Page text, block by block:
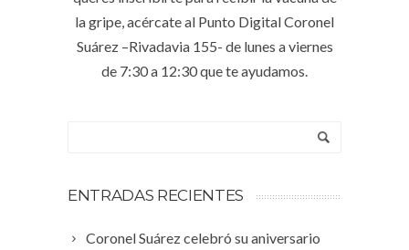
la gripe, acércate al Punto Digital Coronel
Suárez –Rivadavia 155- de lunes a viernes
de 7:30 a 12:30 que te ayudamos.
ENTRADAS RECIENTES
Coronel Suárez celebró su aniversario